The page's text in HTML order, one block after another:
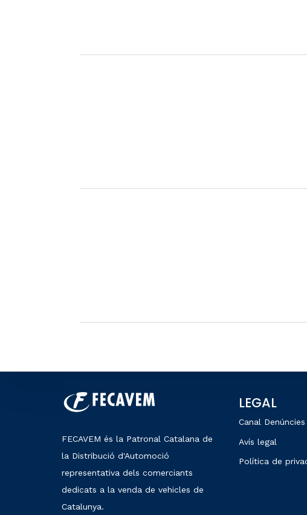
FECAVEM és la Patronal Catalana de
la Distribució d'Automoció
representativa dels comerciants
dedicats a la venda de vehicles de
Catalunya.
LEGAL
Canal Denúncies
Avís legal
Política de